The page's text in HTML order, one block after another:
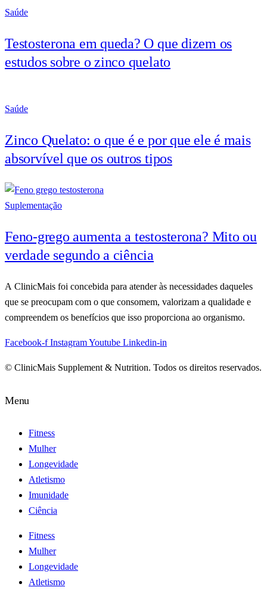
Saúde
Testosterona em queda? O que dizem os
estudos sobre o zinco quelato
Saúde
Zinco Quelato: o que é e por que ele é mais
absorvível que os outros tipos
Suplementação
Feno-grego aumenta a testosterona? Mito ou
verdade segundo a ciência
A ClinicMais foi concebida para atender às necessidades daqueles
que se preocupam com o que consomem, valorizam a qualidade e
compreendem os benefícios que isso proporciona ao organismo.
Facebook-f InstagramYoutube Linkedin-in
© ClinicMais Supplement & Nutrition. Todos os direitos reservados.
Menu
Fitness
Mulher
Longevidade
Atletismo
Imunidade
Ciência
Fitness
Mulher
Longevidade
Atletismo